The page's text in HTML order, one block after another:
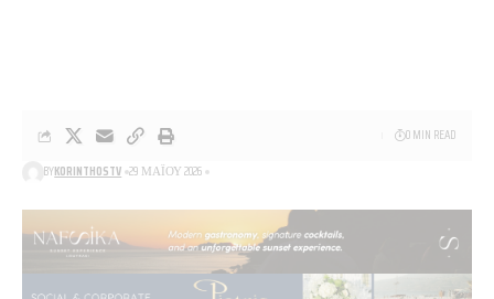
BYKORINTHOSTV 29 ΜΑΪ́ΟΥ 2026
0 MIN READ